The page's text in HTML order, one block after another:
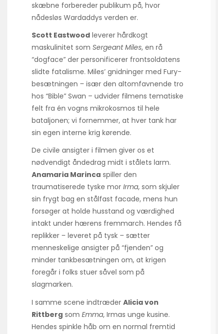
skæbne forbereder publikum på, hvor
nådesløs Wardaddys verden er.
Scott Eastwood leverer hårdkogt
maskulinitet som Sergeant Miles, en rå
“dogface” der personificerer frontsoldatens
slidte fatalisme. Miles’ gnidninger med Fury-
besætningen – især den altomfavnende tro
hos “Bible” Swan – udvider filmens tematiske
felt fra én vogns mikro­kosmos til hele
bataljonen; vi fornemmer, at hver tank har
sin egen interne krig kørende.
De civile ansigter i filmen giver os et
nødvendigt åndedrag midt i stålets larm.
Anamaria Marinca spiller den
traumatiserede tyske mor Irma, som skjuler
sin frygt bag en stålfast facade, mens hun
forsøger at holde husstand og værdighed
intakt under hærens fremmarch. Hendes få
replikker – leveret på tysk – sætter
menneskelige ansigter på “fjenden” og
minder tankbesætningen om, at krigen
foregår i folks stuer såvel som på
slagmarken.
I samme scene indtræder Alicia von
Rittberg som Emma, Irmas unge kusine.
Hendes spinkle håb om en normal fremtid